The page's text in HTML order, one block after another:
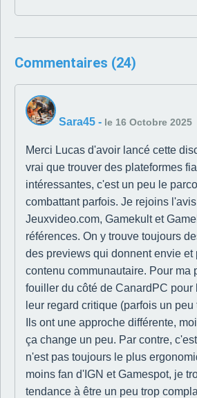
Commentaires (24)
Sara45 - le 16 Octobre 2025
Merci Lucas d'avoir lancé cette
vrai que trouver des plateformes
intéressantes, c'est un peu le
combattant parfois. Je rejoins
Jeuxvideo.com, Gamekult et
références. On y trouve toujours
des previews qui donnent envie et
contenu communautaire. Pour ma
fouiller du côté de CanardPC pour
leur regard critique (parfois un peu
Ils ont une approche différente,
ça change un peu. Par contre,
n'est pas toujours le plus
moins fan d'IGN et Gamespot, je
tendance à être un peu trop